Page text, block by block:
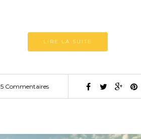
LIRE LA SUITE
5 Commentaires